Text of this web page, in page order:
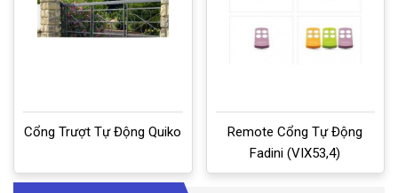
Cổng Trượt Tự Động Quiko
Remote Cổng Tự Động
Fadini (VIX53,4)